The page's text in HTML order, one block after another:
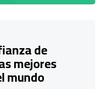
de
mejores
mundo